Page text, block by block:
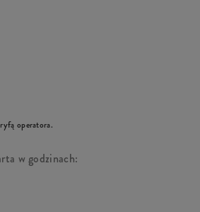
operatora.
w godzinach: